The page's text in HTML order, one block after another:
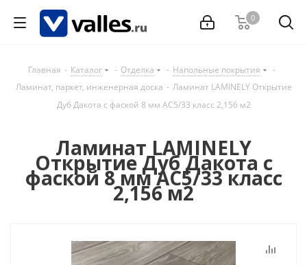
0
Главная - Каталог - Отделка - Напольные покрытия
-
Ламинат, паркет, инженерная доска - Ламинат LAMINELY Открытие
Дуб Дакота с фаской 8 мм АС5/33 класс 2,156 м2
Ламинат LAMINELY
Открытие Дуб Дакота с
фаской 8 мм АС5/33 класс
2,156 м2